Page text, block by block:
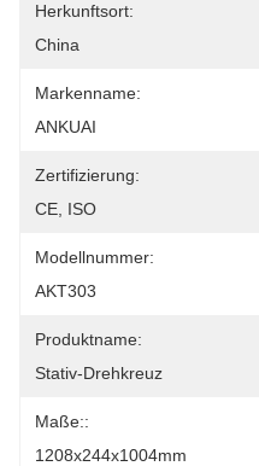
Herkunftsort:
China
Markenname:
ANKUAI
Zertifizierung:
CE, ISO
Modellnummer:
AKT303
Produktname:
Stativ-Drehkreuz
Maße::
1208x244x1004mm